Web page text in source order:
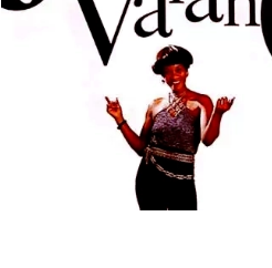
MUSICALE
Souvenir : 1996
byWebmaster2Risi